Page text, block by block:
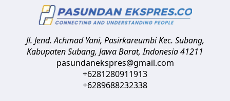
Jl. Jend. Achmad Yani, Pasirkareumbi Kec. Subang,
Kabupaten Subang, Jawa Barat,Indonesia41211
pasundanekspres@gmail.com
+6281280911913
+6289688232338